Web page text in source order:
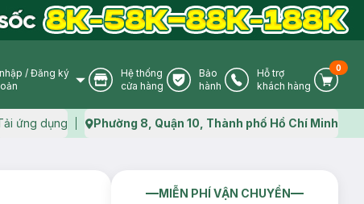
User Icon
/ Đăng ký
Store Icon
Hệ thống
cửa hàng
Warranty Icon
Bảo
hành
Phone Icon
Hỗ trợ
khách hàng
Cart
0
ứng dụng Map icon
Phường 8, Quận 10, Thành phố Hồ Chí Minh
MIỄN PHÍ VẬN CHUYỂN